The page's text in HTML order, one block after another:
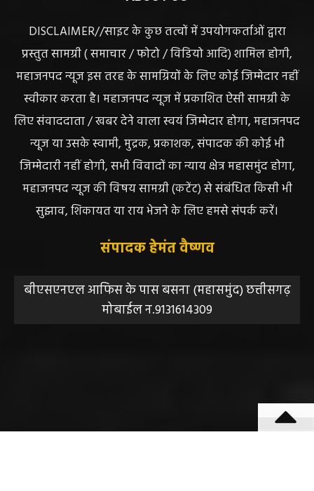
DISCLAIMER//साइट के कुछ तत्वों में उपयोगकर्ताओं द्वारा
प्रस्तुत सामग्री ( समाचार / फोटो / विडियो आदि) शामिल होगी,
महाजनपद न्यूज इस तरह के सामग्रियों के लिए कोई जिम्मेदार नहीं
स्वीकार करता है। महाजनपद न्यूज में प्रकाशित ऐसी सामग्री के
लिए संवाददाता / खबर देने वाला स्वयं जिम्मेदार होगा, महाजनपद
न्यूज या उसके स्वामी, मुद्रक, प्रकाशक, संपादक की कोई भी
जिम्मेदारी नहीं होगी, सभी विवादों का न्याय क्षेत्र महासमुंद होगा,
महाजनपद न्यूज की विषय सामग्री (कटेंट) से संबंधित किसी भी
सुझाव, शिकायत या राय भेजने के लिए हमसे संपर्क करें।
संपादक हेमंत वैष्णव
बीएसएनएल आफिस के पास बसना (महासमुंद) छत्तीसगढ़
मोबाईल न.9131614309